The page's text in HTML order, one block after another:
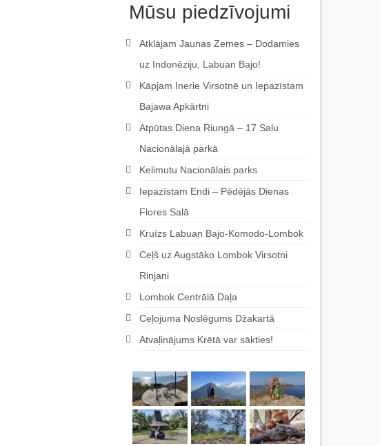
Mūsu piedzīvojumi
Atklājam Jaunas Zemes – Dodamies
uz Indonēziju, Labuan Bajo!
Kāpjam Inerie Virsotnē un Iepazīstam
Bajawa Apkārtni
Atpūtas Diena Riungā – 17 Salu
Nacionālajā parkā
Kelimutu Nacionālais parks
Iepazīstam Endi – Pēdējās Dienas
Flores Salā
Kruīzs Labuan Bajo-Komodo-Lombok
Ceļš uz Augstāko Lombok Virsotni
Rinjani
Lombok Centrālā Daļa
Ceļojuma Noslēgums Džakartā
Atvaļinājums Krētā var sākties!